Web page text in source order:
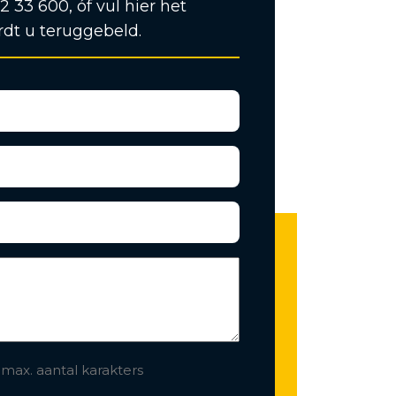
33 600, óf vul hier het
u teruggebeld.
aantal karakters